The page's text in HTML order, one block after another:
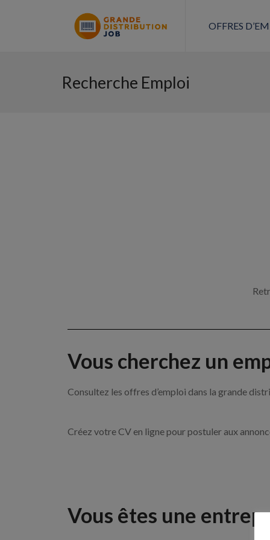
OFFRES
Recherche Emploi
Vous cherchez un
Consultez les offres d’emploi dans la grande
Créez votre CV en ligne pour postuler aux
Vous êtes une